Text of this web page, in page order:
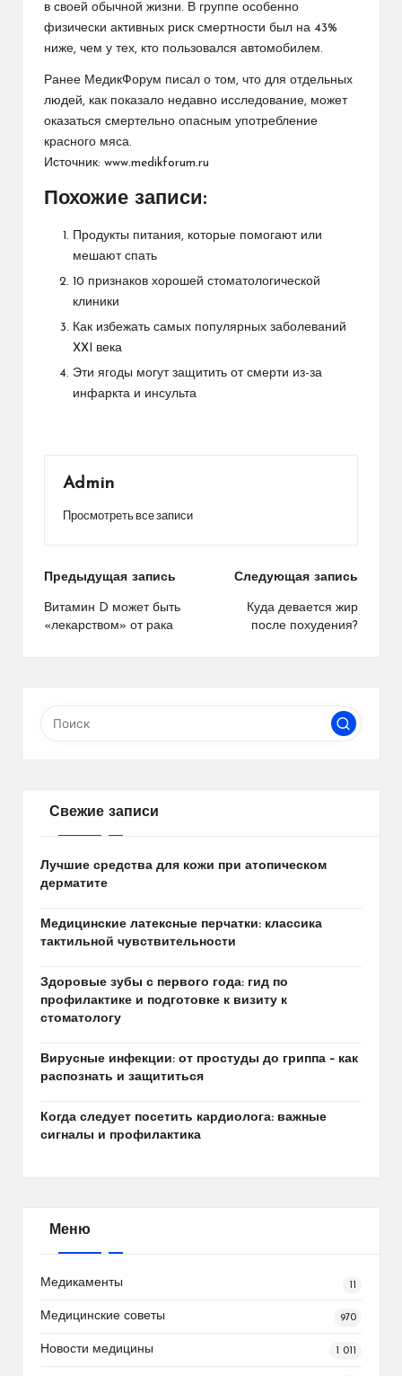
в своей обычной жизни. В группе особенно
физически активных риск смертности был на 43%
ниже, чем у тех, кто пользовался автомобилем.
Ранее МедикФорум писал о том, что для отдельных
людей, как показало недавно исследование, может
оказаться смертельно опасным употребление
красного мяса.
Источник: www.medikforum.ru
Похожие записи:
Продукты питания, которые помогают или
мешают спать
10 признаков хорошей стоматологической
клиники
Как избежать самых популярных заболеваний
XXI века
Эти ягоды могут защитить от смерти из-за
инфаркта и инсульта
Admin
Просмотреть все записи
Навигация
по
Предыдущая запись
Витамин D может быть
«лекарством» от рака
Следующая запись
Куда девается жир
после похудения?
Свежие записи
Лучшие средства для кожи при атопическом
дерматите
Медицинские латексные перчатки: классика
тактильной чувствительности
Здоровые зубы с первого года: гид по
профилактике и подготовке к визиту к
стоматологу
Вирусные инфекции: от простуды до гриппа – как
распознать и защититься
Когда следует посетить кардиолога: важные
сигналы и профилактика
Меню
Медикаменты
Медицинские советы 970
Новости медицины 1 011